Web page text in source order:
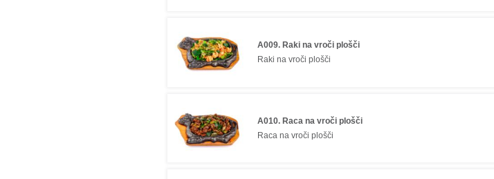
A009. Raki na vroči plošči
Raki na vroči plošči
A010. Raca na vroči plošči
Raca na vroči plošči